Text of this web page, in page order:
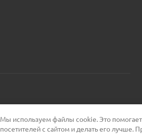
Мы используем файлы cookie. Это
посетителей с сайтом и делать его лучше.